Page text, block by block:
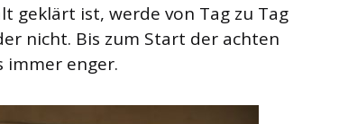
geklärt ist, werde von Tag zu Tag
nicht. Bis zum Start der achten
immer enger.